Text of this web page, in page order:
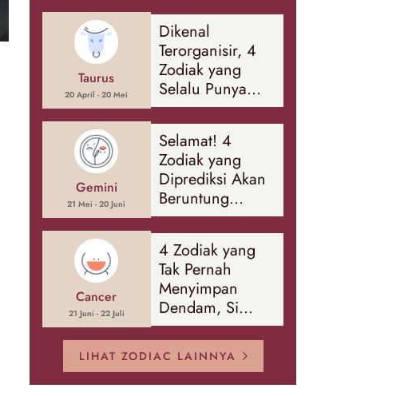
Taurus
20 April - 20 Mei
Dikenal
Terorganisir, 4
Zodiak yang
Selalu Punya
Rencana
Cadangan Soal
Banyak Hal
Gemini
21 Mei - 20 Juni
Selamat! 4
Zodiak yang
Diprediksi Akan
Beruntung
Sepanjang
Agustus 2026
Cancer
21 Juni - 22 Juli
4 Zodiak yang
Tak Pernah
Menyimpan
Dendam, Si
Paling Mudah
Memaafkan!
LIHAT ZODIAC LAINNYA